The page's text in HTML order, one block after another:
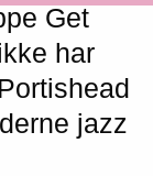
Get
har
jazz